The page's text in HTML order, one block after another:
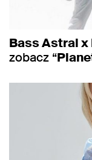
Bass Astral x
zobacz “